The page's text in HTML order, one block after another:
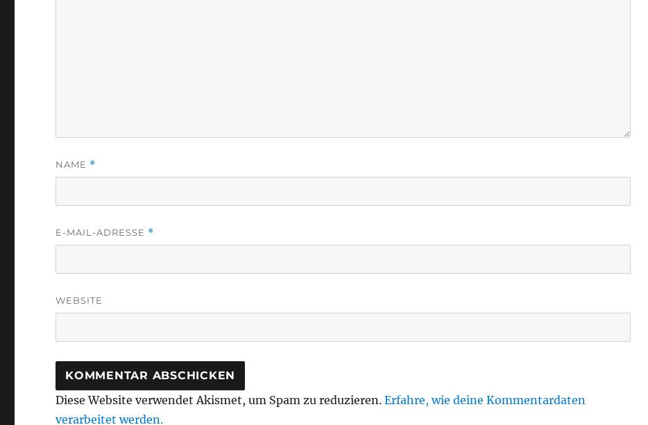
NAME *
E-MAIL-ADRESSE *
WEBSITE
Diese Website verwendet Akismet, um Spam zu reduzieren.Erfahre, wie deine Kommentardaten
verarbeitet werden.